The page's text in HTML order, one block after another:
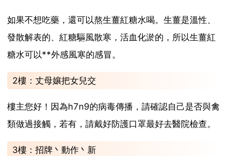
如果不想吃藥，還可以熬生薑紅糖水喝。生薑是溫性、
發散解表的、紅糖驅風散寒，活血化淤的，所以生薑紅
糖水可以**外感風寒的感冒。
2樓：丈母孃把女兒交
樓主您好！因為h7n9的病毒傳播，請確認自己是否與禽
類做過接觸，若有，請戴好防護口罩最好去醫院檢查。
3樓：招牌丶動作丶新